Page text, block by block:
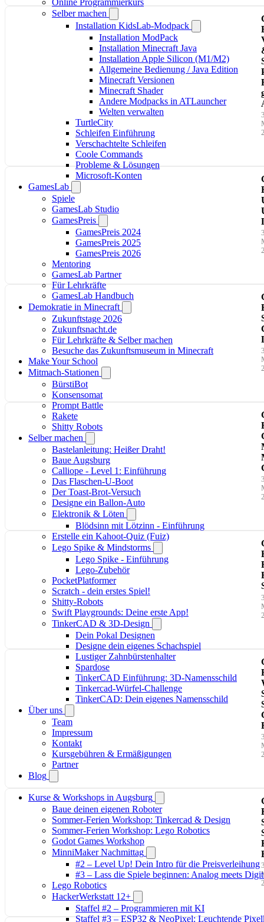
Online Programmierkurs
Selber machen
Installation KidsLab-Modpack
Installation ModPack
Installation Minecraft Java
Installation Apple Silicon (M1/M2)
Allgemeine Bedienung / Java Edition
Minecraft Versionen
Minecraft Shader
Andere Modpacks in ATLauncher
Welten verwalten
TurtleCity
Schleifen Einführung
Verschachtelte Schleifen
Coole Commands
Probleme & Lösungen
Microsoft-Konten
GamesLab
Spiele
GamesLab Studio
GamesPreis
GamesPreis 2024
GamesPreis 2025
GamesPreis 2026
Mentoring
GamesLab Partner
Für Lehrkräfte
GamesLab Handbuch
Demokratie in Minecraft
Zukunftstage 2026
Zukunftsnacht.de
Für Lehrkräfte & Selber machen
Besuche das Zukunftsmuseum in Minecraft
Make Your School
Mitmach-Stationen
BürstiBot
Konsensomat
Prompt Battle
Rakete
Shitty Robots
Selber machen
Bastelanleitung: Heißer Draht!
Baue Augsburg
Calliope - Level 1: Einführung
Das Flaschen-U-Boot
Der Toast-Brot-Versuch
Designe ein Ballon-Auto
Elektronik & Löten
Blödsinn mit Lötzinn - Einführung
Erstelle ein Kahoot-Quiz (Fuiz)
Lego Spike & Mindstorms
Lego Spike - Einführung
Lego-Zubehör
PocketPlatformer
Scratch - dein erstes Spiel!
Shitty-Robots
Swift Playgrounds: Deine erste App!
TinkerCAD & 3D-Design
Dein Pokal Designen
Designe dein eigenes Schachspiel
Lustiger Zahnbürstenhalter
Spardose
TinkerCAD Einführung: 3D-Namensschild
Tinkercad-Würfel-Challenge
TinkerCAD: Dein eigenes Namensschild
Über uns
Team
Impressum
Kontakt
Kursgebühren & Ermäßigungen
Partner
Blog
Kurse & Workshops in Augsburg
Baue deinen eigenen Roboter
Sommer-Ferien Workshop: Tinkercad & Design
Sommer-Ferien Workshop: Lego Robotics
Godot Games Workshop
MinniMaker Nachmittag
#2 – Level Up! Dein Intro für die Preisverleihung
#3 – Lass die Spiele beginnen: Analog meets
Lego Robotics
HackerWerkstatt 12+
Staffel #2 – Programmieren mit KI
Staffel #3 – ESP32 & NeoPixel: Leuchtende